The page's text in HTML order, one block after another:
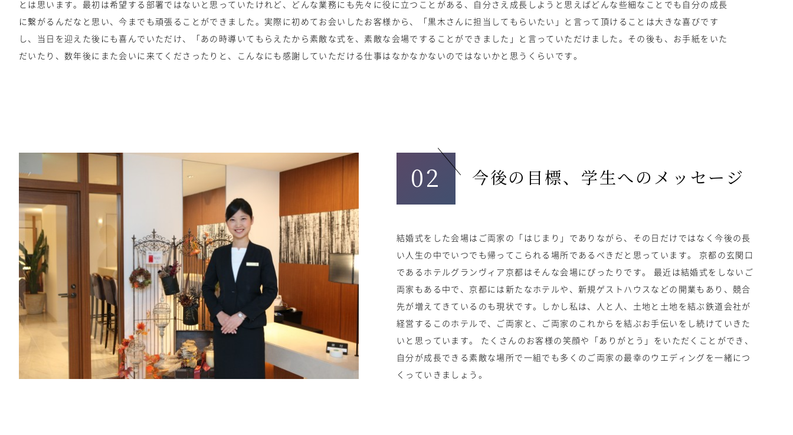
とは思います。最初は希望する部署ではないと思っていたけれど、どんな業務にも先々に役に立つことがある、自分さえ成長しようと思えばどんな些細なことでも自分の成長
に繋がるんだなと思い、今までも頑張ることができました。実際に初めてお会いしたお客様から、「黒木さんに担当してもらいたい」と言って頂けることは大きな喜びです
し、当日を迎えた後にも喜んでいただけ、「あの時導いてもらえたから素敵な式を、素敵な会場ですることができました」と言っていただけました。その後も、お手紙をいた
だいたり、数年後にまた会いに来てくださったりと、こんなにも感謝していただける仕事はなかなかないのではないかと思うくらいです。
02 今後の目標、学生へのメッセージ
結婚式をした会場はご両家の「はじまり」でありながら、その日だけではなく今後の長
い人生の中でいつでも帰ってこられる場所であるべきだと思っています。 京都の玄関口
であるホテルグランヴィア京都はそんな会場にぴったりです。 最近は結婚式をしないご
両家もある中で、京都には新たなホテルや、新規ゲストハウスなどの開業もあり、競合
先が増えてきているのも現状です。しかし私は、人と人、土地と土地を結ぶ鉄道会社が
経営するこのホテルで、ご両家と、ご両家のこれからを結ぶお手伝いをし続けていきた
いと思っています。 たくさんのお客様の笑顔や「ありがとう」をいただくことができ、
自分が成長できる素敵な場所で一組でも多くのご両家の最幸のウエディングを一緒につ
くっていきましょう。